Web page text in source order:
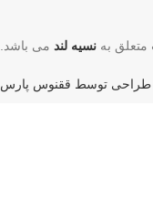
به نسیه لند می باشد.
طراحی توسط ققنوس پارس